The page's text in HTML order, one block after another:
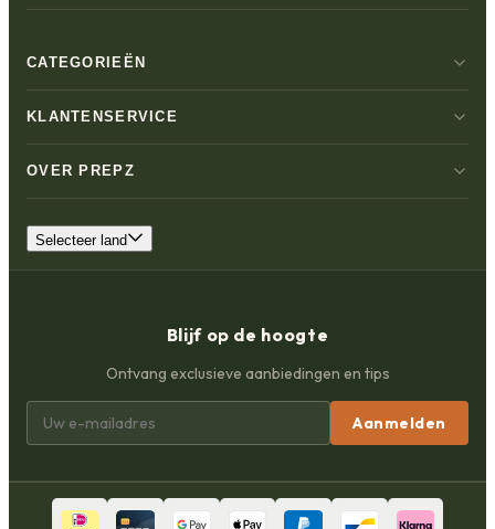
CATEGORIEËN
KLANTENSERVICE
OVER PREPZ
Selecteer land
Blijf op de hoogte
Ontvang exclusieve aanbiedingen en tips
Aanmelden